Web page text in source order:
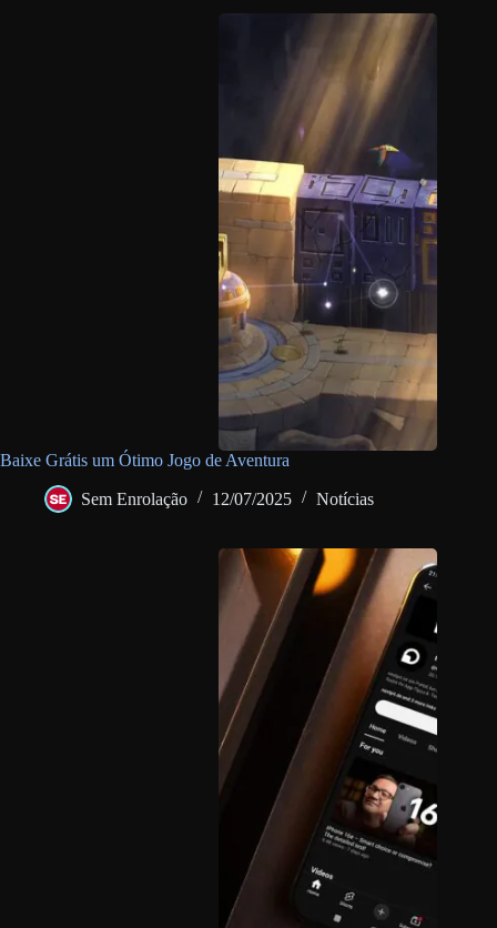
Baixe Grátis um Ótimo Jogo de Aventura
Sem Enrolação 12/07/2025 Notícias